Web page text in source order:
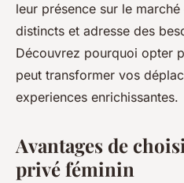
leur présence sur le
distincts et adresse des
Découvrez pourquoi opter
peut transformer vos
experiences enrichissantes.
Avantages de
privé féminin